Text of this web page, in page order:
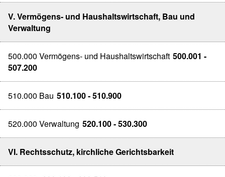
V. Vermögens- und Haushaltswirtschaft, Bau und
Verwaltung
500.000 Vermögens- und Haushaltswirtschaft 500.001 -
507.200
510.000 Bau 510.100 - 510.900
520.000 Verwaltung 520.100 - 530.300
VI. Rechtsschutz, kirchliche Gerichtsbarkeit